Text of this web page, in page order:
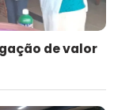
de valor